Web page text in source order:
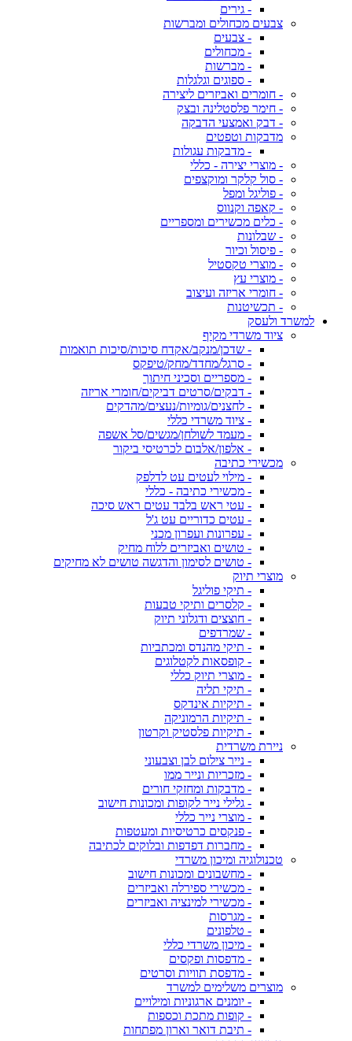
- גירים
צבעים מכחולים ומברשות
- צבעים
- מכחולים
- מברשות
- ספוגים וגלגלות
- חומרים ואביזרים ליצירה
- חימר פלסטלינה ובצק
- דבק ואמצעי הדבקה
מדבקות וטפטים
- מדבקות עגולות
- מוצרי יצירה - כללי
- סול קלקר ומוקצפים
- פוליגל ומפל
- קאפה וקנווס
- כלים מכשירים ומספריים
- שבלונות
- פיסול וכיור
- מוצרי טקסטיל
- מוצרי עץ
- חומרי אריזה ועיצוב
- תכשיטנות
למשרד ולעסק
ציוד משרדי מקיף
- שדכן/מנקב/אקדח סיכות/סיכות תואמות
- סרגל/מחדד/מחק/טיפקס
- מספריים וסכיני חיתוך
- דבקים/סרטים דביקים/חומרי אריזה
- לחצנים/גומיות/נעצים/מהדקים
- ציוד משרדי כללי
- מעמד לשולחן/מגשים/סל אשפה
- אלפון/אלבום לכרטיסי ביקור
מכשירי כתיבה
- מילוי לעטים עט לדלפק
- מכשירי כתיבה - כללי
- עטי ראש בלבד עטים ראש סיכה
- עטים כדוריים עט ג'ל
- עפרונות ועפרון מכני
- טושים ואביזרים ללוח מחיק
- טושים לסימון והדגשה טושים לא מחיקים
מוצרי תיוק
- תיקי פוליגל
- קלסרים ותיקי טבעות
- חוצצים ודגלוני תיוק
- שמרדפים
- תיקי מהנדס ומכתביות
- קופסאות לקטלוגים
- מוצרי תיוק כללי
- תיקי תליה
- תיקיות אינדקס
- תיקיות הרמוניקה
- תיקיות פלסטיק וקרטון
ניירת משרדית
- נייר צילום לבן וצבעוני
- מזכריות ונייר ממו
- מדבקות ומחזקי חורים
- גלילי נייר לקופות ומכונות חישוב
- מוצרי נייר כללי
- פנקסים כרטיסיות ומעטפות
- מחברות דפדפות ובלוקים לכתיבה
טכנולוגיה ומיכון משרדי
- מחשבונים ומכונות חישוב
- מכשירי ספירלה ואביזרים
- מכשירי למינציה ואביזרים
- מגרסות
- טלפונים
- מיכון משרדי כללי
- מדפסות ופקסים
- מדפסת תוויות וסרטים
מוצרים משלימים למשרד
- יומנים ארגוניות ומילויים
- קופות מתכת וכספות
- תיבת דואר וארון מפתחות